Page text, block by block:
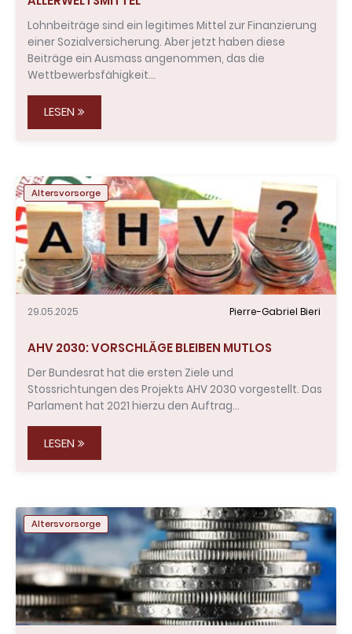
Lohnbeiträge sind ein legitimes Mittel zur Finanzierung
einer Sozialversicherung. Aber jetzt haben diese
Beiträge ein Ausmass angenommen, das die
Wettbewerbsfähigkeit…
LESEN
Altersvorsorge
29.05.2025 Pierre-Gabriel Bieri
AHV 2030: VORSCHLÄGE BLEIBEN MUTLOS
Der Bundesrat hat die ersten Ziele und
Stossrichtungen des Projekts AHV 2030 vorgestellt. Das
Parlament hat 2021 hierzu den Auftrag…
LESEN
Altersvorsorge